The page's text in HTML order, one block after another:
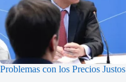
Problemas con los Precios Justos